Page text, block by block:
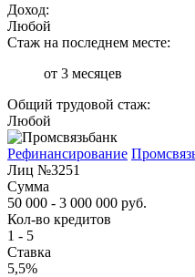
Доход:
Любой
Стаж на последнем месте:
от 3 месяцев
Общий трудовой стаж:
Любой
Рефинансирование
Лиц №3251
Сумма
50 000 - 3 000 000 руб.
Кол-во кредитов
1 - 5
Ставка
5,5%